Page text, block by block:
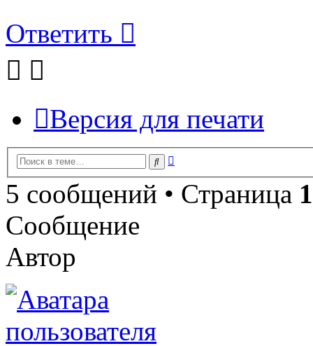
Ответить
Версия для печати
Поиск
5 сообщений • Страница 1
Сообщение
Автор